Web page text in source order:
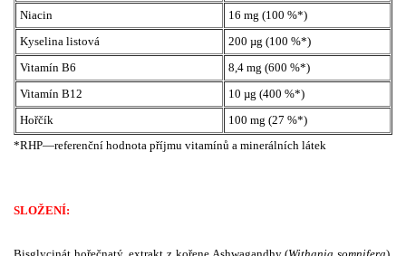
Niacin
16 mg (100 %*)
Kyselina listová
200 µg (100 %*)
Vitamín B6
8,4 mg (600 %*)
Vitamín B12
10 µg (400 %*)
Hořčík
100 mg (27 %*)
*RHP—referenční hodnota příjmu vitamínů a minerálních látek
SLOŽENÍ: